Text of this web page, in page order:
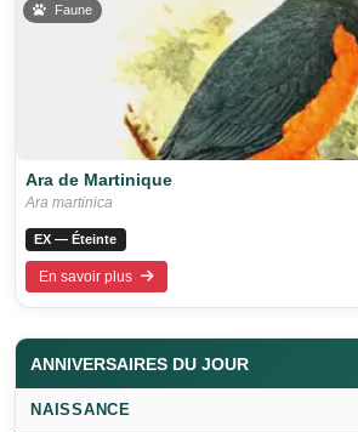
Faune
Ara de Martinique
Ara martinica
EX — Éteinte
En savoir plus
ANNIVERSAIRES DU JOUR
NAISSANCE